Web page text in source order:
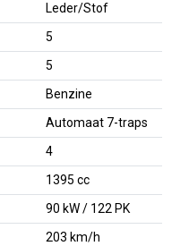
Leder/Stof
5
5
Benzine
Automaat 7-traps
4
1395 cc
90 kW / 122 PK
203 km/h